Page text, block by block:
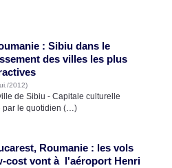
: Sibiu dans le
des villes les plus
2012)
de Sibiu - Capitale culturelle
par le quotidien (…)
Roumanie : les vols
cost vont à l'aéroport Henri